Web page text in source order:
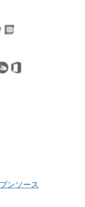
ンソース